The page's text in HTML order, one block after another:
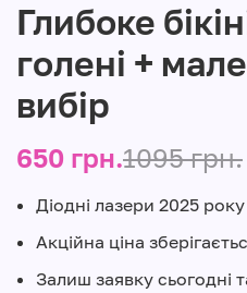
Глибоке
голені +
вибір
650 грн.1095 грн.
Діодні лазери 2025 року
Акційна ціна
Залиш заявку сьогодні